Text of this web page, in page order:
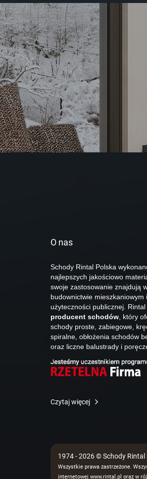
O nas
Schody Rintal Polska
najlepszych jakościowo
swoje zastosowanie znajdują
budownictwie mieszkaniowym i
użyteczności publicznej. Rintal
producent schodów , który
schody proste, zabiegowe,
spiralne, obłożenia schodów
oraz liczne balustrady i
Czytaj więcej
1974 - 2026 © Schody Rintal
Wszystkie prawa zastrzeżone.
internetowej www.rintal.pl oraz w